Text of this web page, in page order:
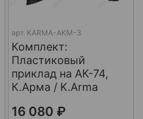
арт. KARMA-AKM-3
Комплект:
Пластиковый
приклад на АК-74,
К.Арма / K.Arma
16 080 ₽